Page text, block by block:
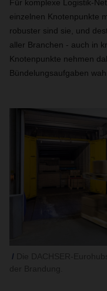
Für komplexe Logistik-
einzelnen Knotenpunkte
robuster sind sie, und
aller Branchen - auch in
Knotenpunkte nehmen
Bündelungsaufgaben